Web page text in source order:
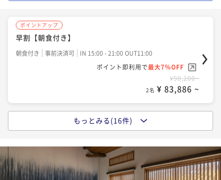
夕食付き 【夕食時間20:00～】
夕食付き 事前決済可
ポイント即利用で 最大7％OFF
2名 ¥ 84,444 ~
ポイントアップ
着付けカップル【朝食付き】
朝食付き 事前決済可
IN 15:00 - 21:00 OUT11:00
ポイント即利用で最大7％OFF
¥102,000~
2名 ¥ 94,860 ~
ポイントアップ
早割【朝食付き】
朝食付き 事前決済可
IN 15:00 - 21:00 OUT11:00
ポイント即利用で最大7％OFF
¥90,200~
2名 ¥ 83,886 ~
【京都出汁茶漬け和朝食】or【8種類のジャムの彩り洋
食】
朝食付き
IN 15:00 - 21:00 OUT11:00
ポイント即利用で 最大7％OFF
もっとみる(16件)